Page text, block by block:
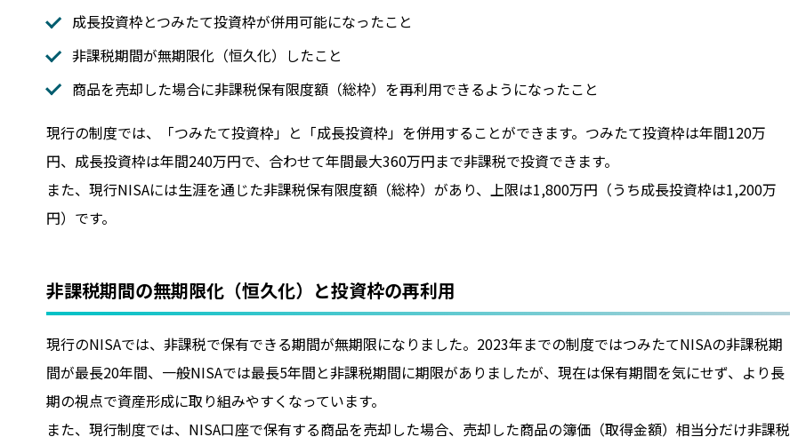
成長投資枠とつみたて投資枠が併用可能になったこと
非課税期間が無期限化（恒久化）したこと
商品を売却した場合に非課税保有限度額（総枠）を再利用できるようになったこと
現行の制度では、「つみたて投資枠」と「成長投資枠」を併用することができます。つみたて投資枠は年間120万
円、成長投資枠は年間240万円で、合わせて年間最大360万円まで非課税で投資できます。
また、現行NISAには生涯を通じた非課税保有限度額（総枠）があり、上限は1,800万円（うち成長投資枠は1,200万
円）です。
非課税期間の無期限化（恒久化）と投資枠の再利用
現行のNISAでは、非課税で保有できる期間が無期限になりました。2023年までの制度ではつみたてNISAの非課税期
間が最長20年間、一般NISAでは最長5年間と非課税期間に期限がありましたが、現在は保有期間を気にせず、より長
期の視点で資産形成に取り組みやすくなっています。
また、現行制度では、NISA口座で保有する商品を売却した場合、売却した商品の簿価（取得金額）相当分だけ非課税